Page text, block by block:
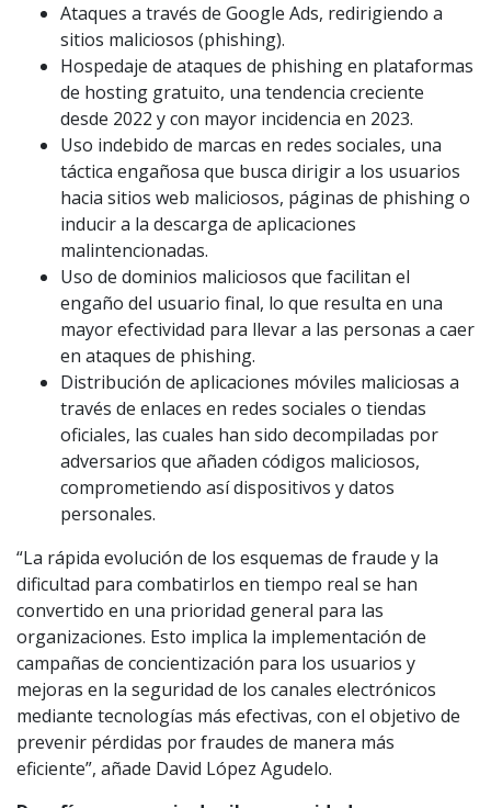
Ataques a través de Google Ads, redirigiendo a
sitios maliciosos (phishing).
Hospedaje de ataques de phishing en plataformas
de hosting gratuito, una tendencia creciente
desde 2022 y con mayor incidencia en 2023.
Uso indebido de marcas en redes sociales, una
táctica engañosa que busca dirigir a los usuarios
hacia sitios web maliciosos, páginas de phishing o
inducir a la descarga de aplicaciones
malintencionadas.
Uso de dominios maliciosos que facilitan el
engaño del usuario final, lo que resulta en una
mayor efectividad para llevar a las personas a caer
en ataques de phishing.
Distribución de aplicaciones móviles maliciosas a
través de enlaces en redes sociales o tiendas
oficiales, las cuales han sido decompiladas por
adversarios que añaden códigos maliciosos,
comprometiendo así dispositivos y datos
personales.
“La rápida evolución de los esquemas de fraude y la
dificultad para combatirlos en tiempo real se han
convertido en una prioridad general para las
organizaciones. Esto implica la implementación de
campañas de concientización para los usuarios y
mejoras en la seguridad de los canales electrónicos
mediante tecnologías más efectivas, con el objetivo de
prevenir pérdidas por fraudes de manera más
eficiente”, añade David López Agudelo.